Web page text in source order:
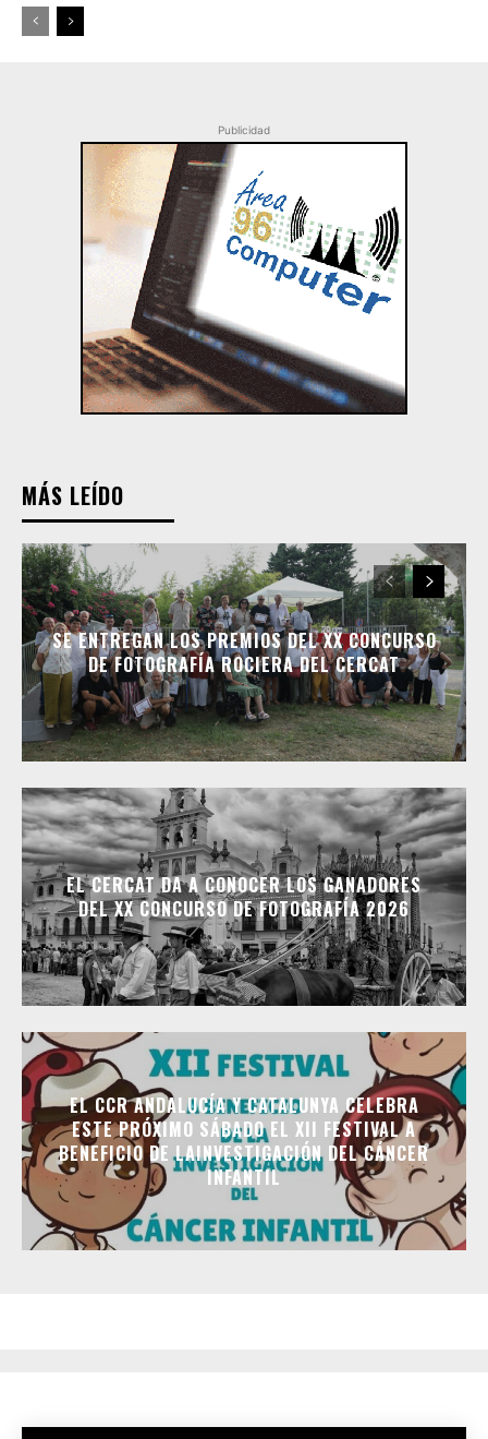
Publicidad
MÁS LEÍDO
SE ENTREGAN LOS PREMIOS DEL XX CONCURSO
DE FOTOGRAFÍA ROCIERA DEL CERCAT
EL CERCAT DA A CONOCER LOS GANADORES
DEL XX CONCURSO DE FOTOGRAFÍA 2026
EL CCR ANDALUCÍA Y CATALUNYA CELEBRA
ESTE PRÓXIMO SÁBADO EL XII FESTIVAL A
BENEFICIO DE LAINVESTIGACIÓN DEL CÁNCER
INFANTIL